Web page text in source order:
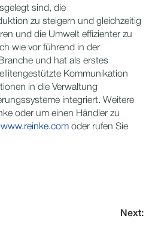
sind, die
zu steigern und gleichzeitig
und die Umwelt effizienter zu
wie vor führend in der
und hat als erstes
Kommunikation
in die Verwaltung
integriert. Weitere
oder um einen Händler zu
www.reinke.com oder rufen Sie
Next: